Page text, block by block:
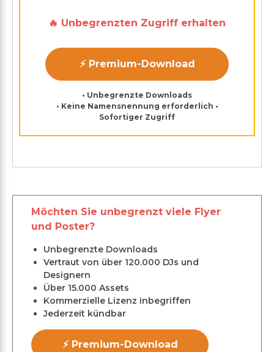
🔥 Unbegrenzten Zugriff erhalten
⚡ Premium-Download
• Unbegrenzte Downloads
• Keine Namensnennung erforderlich •
Sofortiger Zugriff
Möchten Sie unbegrenzt viele Flyer
und Poster?
Unbegrenzte Downloads
Vertraut von über 120.000 DJs und
Designern
Über 15.000 Assets
Kommerzielle Lizenz inbegriffen
Jederzeit kündbar
⚡ Premium-Download